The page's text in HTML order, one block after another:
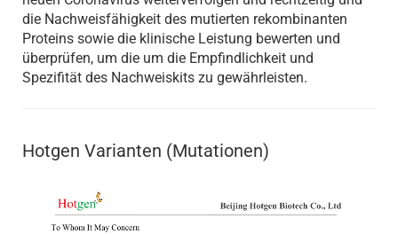
die Nachweisfähigkeit des mutierten rekombinanten
Proteins sowie die klinische Leistung bewerten und
überprüfen, um die um die Empfindlichkeit und
Spezifität des Nachweiskits zu gewährleisten.
Hotgen Varianten (Mutationen)